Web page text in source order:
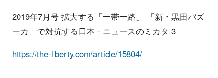
2019年7月号 拡大する「一帯一路」 「新・黒田バズ
ーカ」で対抗する日本 - ニュースのミカタ 3
https://the-liberty.com/article/15804/